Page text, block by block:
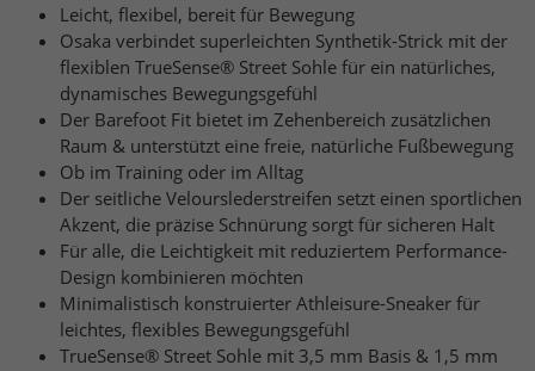
Leicht, flexibel, bereit für Bewegung
Osaka verbindet superleichten Synthetik-Strick mit der
flexiblen TrueSense® Street Sohle für ein natürliches,
dynamisches Bewegungsgefühl
Der Barefoot Fit bietet im Zehenbereich zusätzlichen
Raum & unterstützt eine freie, natürliche Fußbewegung
Ob im Training oder im Alltag
Der seitliche Velourslederstreifen setzt einen sportlichen
Akzent, die präzise Schnürung sorgt für sicheren Halt
Für alle, die Leichtigkeit mit reduziertem Performance-
Design kombinieren möchten
Minimalistisch konstruierter Athleisure-Sneaker für
leichtes, flexibles Bewegungsgefühl
TrueSense® Street Sohle mit 3,5 mm Basis & 1,5 mm